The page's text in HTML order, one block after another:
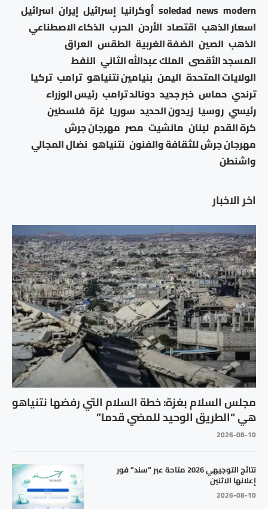
اخر الاخبار
مجلس السلام بغزة: خطة السلام التي رفضها نتنياهو
هي “الطريق الوحيد للمضي قدما”
2026-08-10
نتائج التوجيهي 2026 متاحة عبر “سند” فور
إعلانها الاثنين
2026-08-10
modern
news
soledad أوكرانيا إسرائيل إيران اسرائيل
اسعار الذهب اقتصاد الأردن الحرب الذكاء الاصطناعي
الذهب الصين الضفة الغربية الطقس العراق
المسجد الأقصى الملك عبدالله الثاني النفط
الولايات المتحدة اليمن بنيامين نتنياهو ترامب تركيا
ترندي حماس خبر جديد دونالد ترامب رئيس الوزراء
رئيسي روسيا زيدون الحديد سوريا غزة فلسطين
كرة القدم لبنان مانشيت مصر مهرجان جرش
مهرجان جرش للثقافة والفنون نتنياهو نضال المجالي
واشنطن